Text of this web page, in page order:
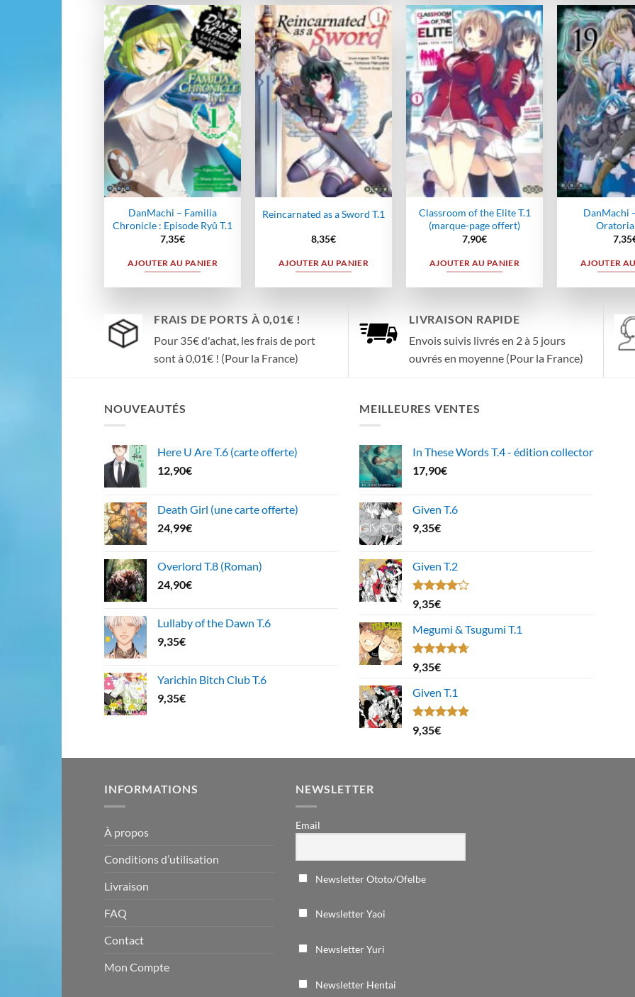
Ajouter
à la
wishlist
DanMachi – Familia
Chronicle : Episode Ryû T.1
7,35€
AJOUTER AU PANIER
Ajouter
à la
wishlist
Reincarnated as a Sword T.1
8,35€
AJOUTER AU PANIER
Ajouter
à la
wishlist
Classroom of the Elite T.1
(marque-page offert)
7,90€
AJOUTER AU PANIER
DanMachi
Oratoria
7,35
AJOUTER
FRAIS DE PORTS À 0,01€ !
Pour 35€ d'achat, les frais de port
sont à 0,01€ ! (Pour la France)
LIVRAISON RAPIDE
Envois suivis livrés en 2 à 5 jours
ouvrés en moyenne (Pour la France)
NOUVEAUTÉS
Here U Are T.6 (carte offerte)
12,90€
Death Girl (une carte offerte)
24,99€
Overlord T.8 (Roman)
24,90€
Lullaby of the Dawn T.6
9,35€
Yarichin Bitch Club T.6
9,35€
MEILLEURES VENTES
In These Words T.4 - édition collector
17,90€
Given T.6
9,35€
Given T.2
Note
4.00
5
9,35€
Megumi & Tsugumi T.1
Note4.67
sur 5
9,35€
Given T.1
Note5.00
sur 5
9,35€
INFORMATIONS
À propos
Conditions d’utilisation
Livraison
FAQ
Contact
Mon Compte
NEWSLETTER
Email
Newsletter Ototo/Ofelbe
Newsletter Yaoi
Newsletter Yuri
Newsletter Hentai